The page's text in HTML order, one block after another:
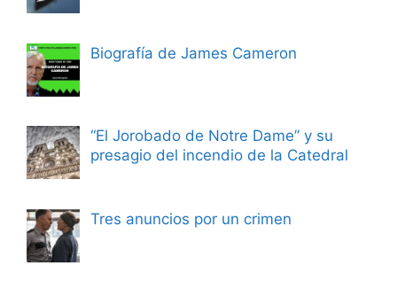
Biografía de James Cameron
“El Jorobado de Notre Dame” y su
presagio del incendio de la Catedral
Tres anuncios por un crimen